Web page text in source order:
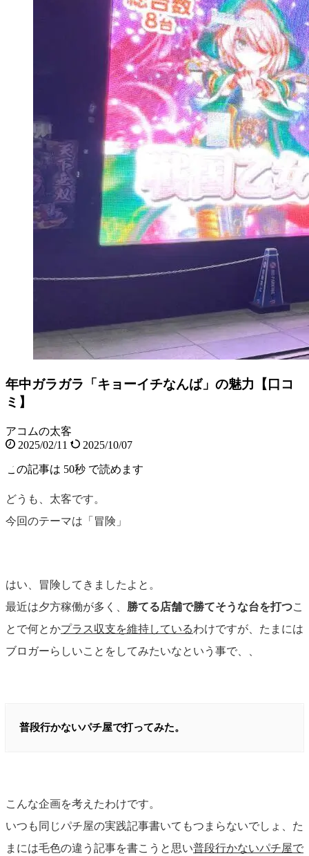
年中ガラガラ「キョーイチなんば」の魅力【口コ
ミ】
アコムの太客
2025/02/11
2025/10/07
この記事は 50秒 で読めます
どうも、太客です。
今回のテーマは「冒険」
はい、冒険してきましたよと。
最近は夕方稼働が多く、 勝てる店舗で勝てそうな台を打つこ
とで何とかプラス収支を維持しているわけですが、たまには
ブロガーらしいことをしてみたいなという事で、、
普段行かないパチ屋で打ってみた。
こんな企画を考えたわけです。
いつも同じパチ屋の実践記事書いてもつまらないでしょ、た
まには毛色の違う記事を書こうと思い普段行かないパチ屋で